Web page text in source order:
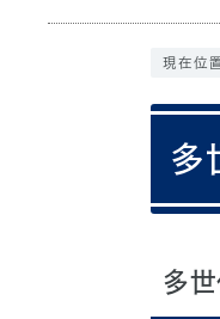
現在位
多
多